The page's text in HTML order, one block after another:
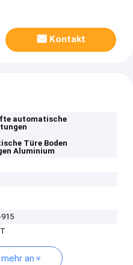
Kontakt
automatische
Türe Boden
Aluminium
an